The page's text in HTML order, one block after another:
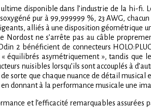
disponible dans l’industrie de la hi-fi.
pur à 99,999999 %, 23 AWG,
alliés à une disposition géométrique
ne s’arrête pas au câble
2 bénéficient de connecteurs
équilibrés asymétriquement », tandis
nuisibles lorsqu’ils sont accouplés à
sorte que chaque nuance de détail musical
donnant à la performance musicale une
et l’efficacité remarquables